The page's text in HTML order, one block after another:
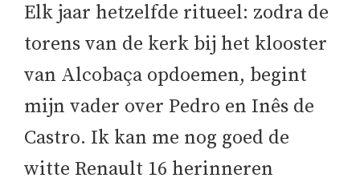
Elk jaar hetzelfde ritueel: zodra de
torens van de kerk bij het klooster
van Alcobaça opdoemen, begint
mijn vader over Pedro en Inês de
Castro. Ik kan me nog goed de
witte Renault 16 herinneren